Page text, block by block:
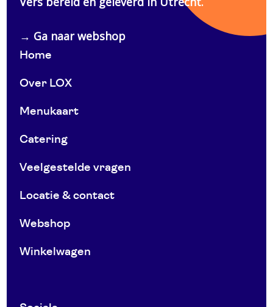
Home
Over LOX
Menukaart
Catering
Veelgestelde vragen
Locatie & contact
Webshop
Winkelwagen